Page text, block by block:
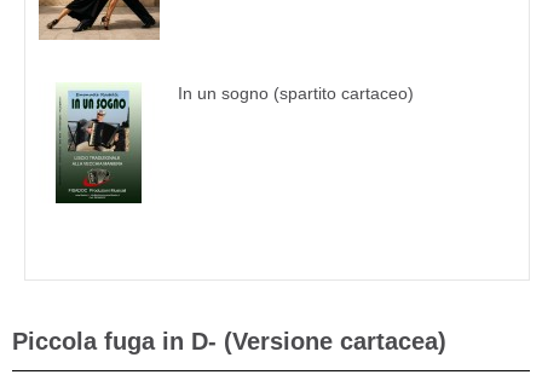
In un sogno (spartito cartaceo)
Piccola fuga in D- (Versione cartacea)